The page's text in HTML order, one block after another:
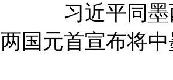
习近平同
两国元首宣布将